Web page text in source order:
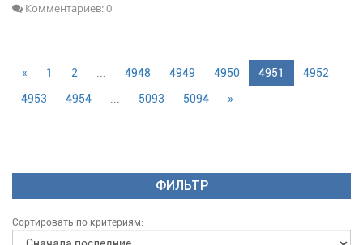
Комментариев: 0
« 1 2 ... 4948 4949 4950 4951
4952
4953
4954 ... 5093 5094 »
ФИЛЬТР
Сортировать по критериям: